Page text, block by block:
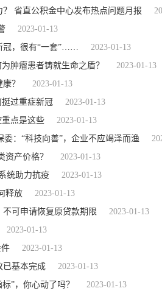
省直公积金中心发布热点问题月报
2023-01-13
2023-01-13
冠，很有“一套”……
2023-01-13
肿瘤患者铸就生命之盾？
2023-01-13
？
2023-01-13
挺过重症新冠
2023-01-13
点是这些
2023-01-13
：“科技向善”，企业不应竭泽而渔
2023-
产价格？
2023-01-13
统助力抗疫
2023-01-13
释放
2023-01-13
可申请恢复原贷款期限
2023-01-13
2023-01-13
2023-01-13
已基本完成
2023-01-13
”，你心动了吗？
2023-01-13